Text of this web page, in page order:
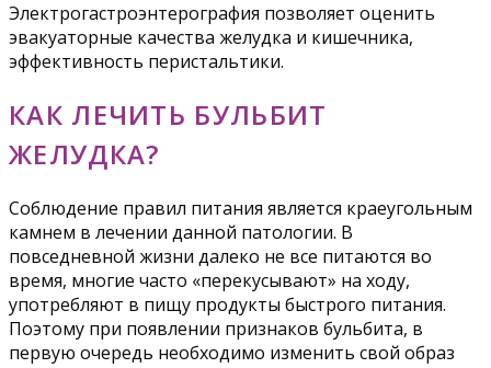
Электрогастроэнтерография позволяет оценить
эвакуаторные качества желудка и кишечника,
эффективность перистальтики.
КАК ЛЕЧИТЬ БУЛЬБИТ
ЖЕЛУДКА?
Соблюдение правил питания является краеугольным
камнем в лечении данной патологии. В
повседневной жизни далеко не все питаются во
время, многие часто «перекусывают» на ходу,
употребляют в пищу продукты быстрого питания.
Поэтому при появлении признаков бульбита, в
первую очередь необходимо изменить свой образ